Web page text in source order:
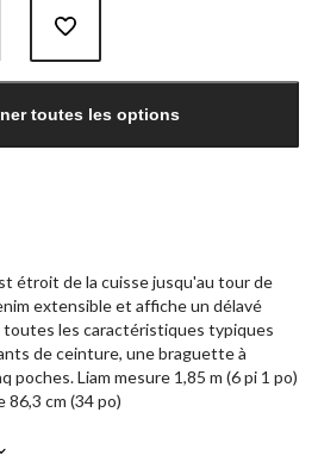
toutes les options
étroit de la cuisse jusqu'au tour de
extensible et affiche un délavé
toutes les caractéristiques typiques
de ceinture, une braguette à
poches. Liam mesure 1,85 m (6 pi 1 po)
cm (34 po)